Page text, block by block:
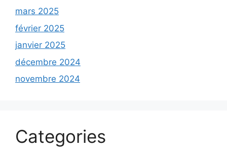
mars 2025
février 2025
janvier 2025
décembre 2024
novembre 2024
Categories